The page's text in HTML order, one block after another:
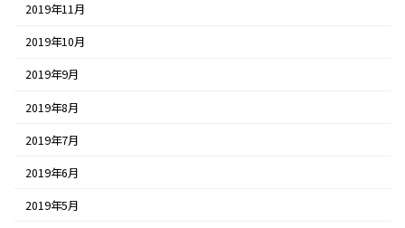
2019年11月
2019年10月
2019年9月
2019年8月
2019年7月
2019年6月
2019年5月